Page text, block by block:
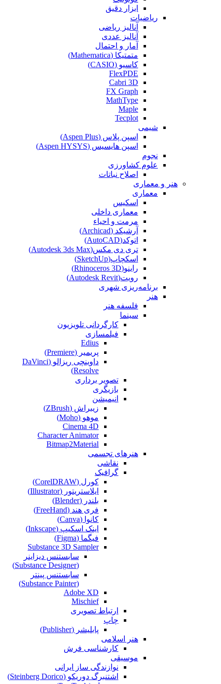
ابزار دقیق
ریاضیات
آنالیز ریاضی
آنالیز عددی
آمار و احتمال
متمتیکا (Mathematica)
کاسیو (CASIO)
FlexPDE
Cabri 3D
FX Graph
MathType
Maple
Tecplot
شیمی
اسپن پلاس (Aspen Plus)
اسپن هایسیس (Aspen HYSYS)
نجوم
علوم کشاورزی
اصلاح نباتات
هنر و معماری
معماری
اسکیس
معماری داخلی
مرمت و احیاء
آرشیکد (Archicad)
اتوکد(AutoCAD)
تری دی مکس(Autodesk 3ds Max)
اسکچاپ(SketchUp)
راینو(Rhinoceros 3D)
رویت(Autodesk Revit)
برنامه‌ریزی شهری
هنر
فلسفه هنر
سینما
کارگردانی تلویزیون
فیلمسازی
Edius
پریمیر (Premiere)
داوینچی ریزالو (DaVinci
Resolve)
تصویر برداری
بازیگری
انیمیشن
زیبراش (ZBrush)
موهو (Moho)
Cinema 4D
Character Animator
Bitmap2Material
هنرهای تجسمی
نقاشی‌
گرافیک
کورل (CorelDRAW)
ایلاستریتور (Illustrator)
بلندر (Blender)
فری هند (FreeHand)
کانوا (Canva)
اینک اسکیپ (Inkscape)
فیگما (Figma‎)
Substance 3D Sampler
سابستنس دیزاینر
(Substance Designer)
سابستنس پینتر
(Substance Painter)
Adobe XD
Mischief
ارتباط تصویری
چاپ
پابلیشر (Publisher)
هنر اسلامی
کارشناسی فرش
موسیقی
نوازندگی ساز ایرانی
اشتنبرگ دوریکو (Steinberg Dorico)